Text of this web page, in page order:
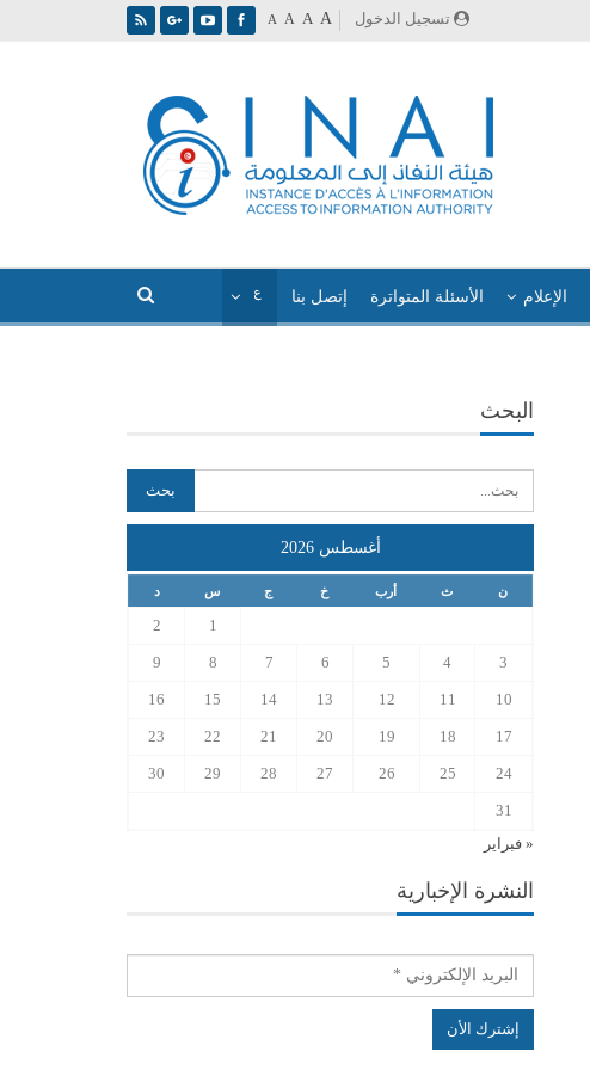
تسجيل الدخول A A A A
الإعلام الأسئلة المتواترة إتصل بنا
البحث
أغسطس 2026
ن ث أرب خ ج س د
1
2
3
4
5
6
7
8
9
10
11
12
13
14
15
16
17
18
19
20
21
22
23
24
25
26
27
28
29
30
31
« فبراير
النشرة الإخبارية